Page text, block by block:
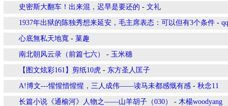
史密斯大翻车！出来混，迟早是要还的 - 文礼
1937年出狱的陈独秀想来延安，毛主席表态：可以但有3个条件 -
心底無私天地寬 - 菓趣
南北朝风云录（前篇七六） - 玉米穗
【图文炫彩161】剪纸10虎 - 东方圣人匡子
A!博文---惺惺惜惺惺，三人成伟——读马未都感慨有感 - 秋念11
长篇小说《通榆河》人物之——山羊胡子（030） - 木楊woodyang